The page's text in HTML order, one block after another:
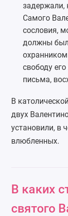
задержали,
Самого
сословия,
должны
свободу
письма,
В
двух
установили, в
влюбленных.
В каких
святого